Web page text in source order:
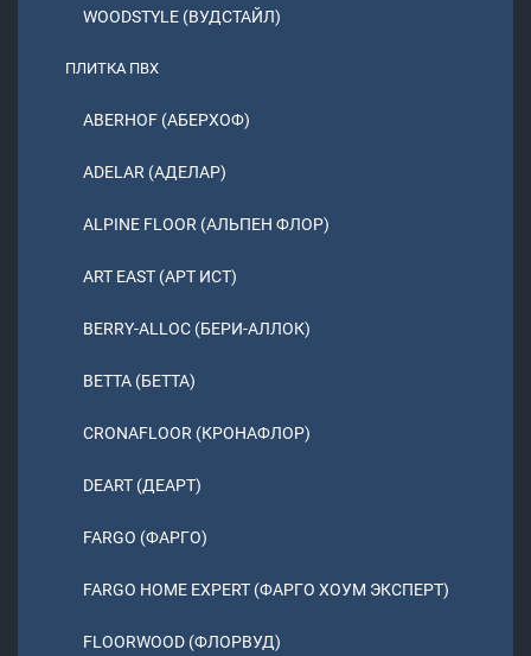
WOODSTYLE (ВУДСТАЙЛ)
ПЛИТКА ПВХ
ABERHOF (АБЕРХОФ)
ADELAR (АДЕЛАР)
ALPINE FLOOR (АЛЬПЕН ФЛОР)
ART EAST (АРТ ИСТ)
BERRY-ALLOC (БЕРИ-АЛЛОК)
BETTA (БЕТТА)
CRONAFLOOR (КРОНАФЛОР)
DEART (ДЕАРТ)
FARGO (ФАРГО)
FARGO HOME EXPERT (ФАРГО ХОУМ ЭКСПЕРТ)
FLOORWOOD (ФЛОРВУД)